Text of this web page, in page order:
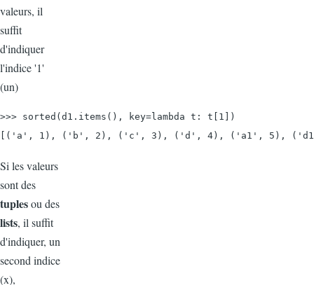
valeurs, il
suffit
d'indiquer
l'indice '1'
(un)
>>> sorted(d1.items(), key=lambda t: t[1])
[('a', 1), ('b', 2), ('c', 3), ('d', 4), ('a1', 5),
Si les valeurs
sont des
tuplesou des
lists, il suffit
d'indiquer, un
second indice
(x),